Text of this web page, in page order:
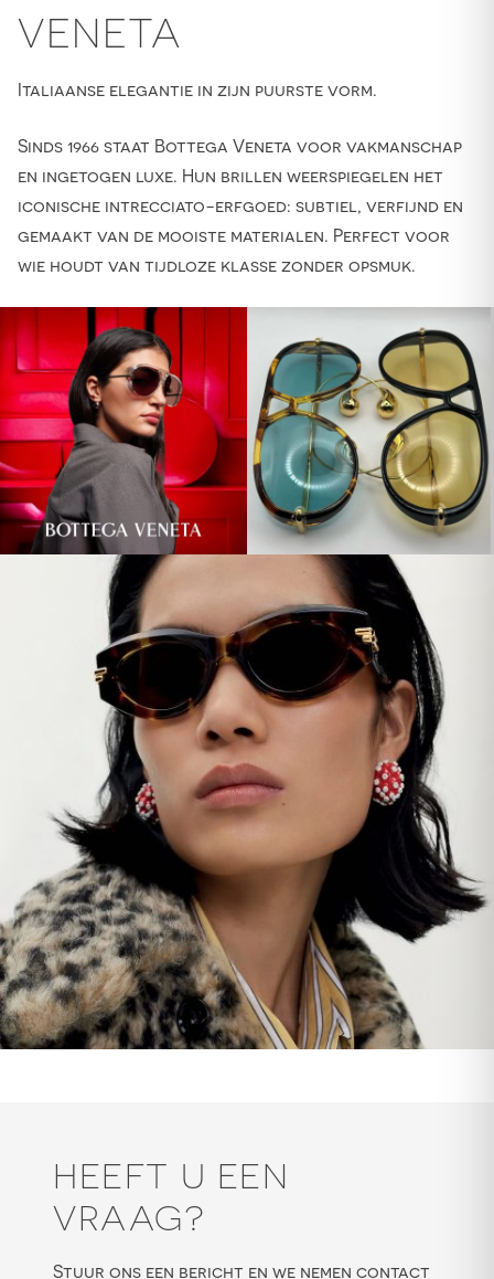
VENETA
Italiaanse elegantie in zijn puurste vorm.
Sinds 1966 staat Bottega Veneta voor vakmanschap
en ingetogen luxe. Hun brillen weerspiegelen het
iconische intrecciato-erfgoed: subtiel, verfijnd en
gemaakt van de mooiste materialen. Perfect voor
wie houdt van tijdloze klasse zonder opsmuk.
HEEFT U EEN
VRAAG?
Stuur ons een bericht en we nemen contact